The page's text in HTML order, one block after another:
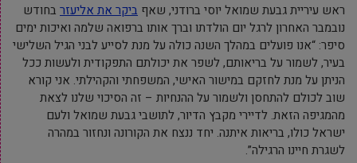
ראש עיריית גבעת שמואל יוסי ברודני, שאף ביקר את אליעזר בחודש
נובמבר האחרון לרגל יום הולדתו וברך אותו ברפואה שלמה ואיכות ימים
סיפר: “אנו פועלים במהלך השנה כולה על מנת לסייע לבני הגיל השלישי
בעיר, לשמור על בריאותם, לשפר את יכולתם התפקודית ולעשות ככל
הניתן על מנת לחזקם במישור האישי, המשפחתי והקהילתי. אני קורא
שוב לכולם להתחסן ולשמור על ההנחיות – זה הסיכוי שלנו לצאת
מהמגיפה הזאת. לדיירי מקבץ הדיור, לתושבי גבעת שמואל ולעם
ישראל כולו, בריאות איתנה. יחד ננצח את הקורונה ונחזור במהרה
לשגרת חיינו הרגילה”.